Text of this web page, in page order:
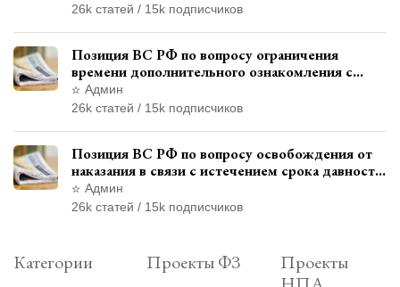
26k статей / 15k подписчиков
Позиция ВС РФ по вопросу ограничения
времени дополнительного ознакомления с
материалами уголовного дела
Админ
26k статей / 15k подписчиков
Позиция ВС РФ по вопросу освобождения от
наказания в связи с истечением срока давности
уголовного преследования
Админ
26k статей / 15k подписчиков
Категории Проекты ФЗ
Проекты